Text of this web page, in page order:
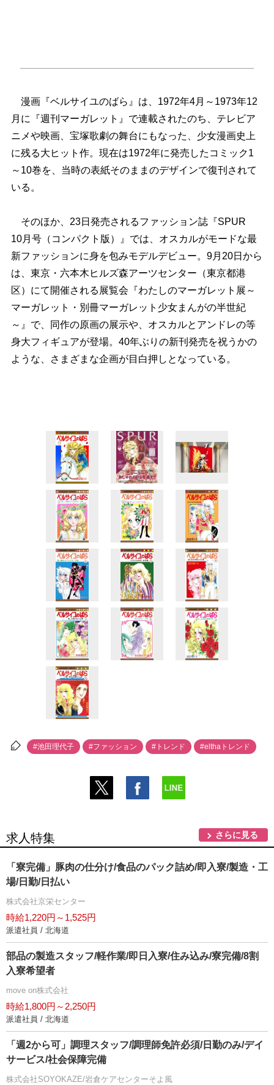
漫画『ベルサイユのばら』は、1972年4月～1973年12
月に『週刊マーガレット』で連載されたのち、テレビア
ニメや映画、宝塚歌劇の舞台にもなった、少女漫画史上
に残る大ヒット作。現在は1972年に発売したコミック1
～10巻を、当時の表紙そのままのデザインで復刊されて
いる。
そのほか、23日発売されるファッション誌『SPUR
10月号（コンパクト版）』では、オスカルがモードな最
新ファッションに身を包みモデルデビュー。9月20日から
は、東京・六本木ヒルズ森アーツセンター（東京都港
区）にて開催される展覧会『わたしのマーガレット展～
マーガレット・別冊マーガレット少女まんがの半世紀
～』で、同作の原画の展示や、オスカルとアンドレの等
身大フィギュアが登場。40年ぶりの新刊発売を祝うかの
ような、さまざまな企画が目白押しとなっている。
#池田理代子 #ファッション #トレンド #elthaトレンド
求人特集 さらに見る
「寮完備」豚肉の仕分け/食品のパック詰め/即入寮/製造・工
場/日勤/日払い
株式会社京栄センター
時給1,220円～1,525円
派遣社員 / 北海道
部品の製造スタッフ/軽作業/即日入寮/住み込み/寮完備/8割
入寮希望者
move on株式会社
時給1,800円～2,250円
派遣社員 / 北海道
「週2から可」調理スタッフ/調理師免許必須/日勤のみ/デイ
サービス/社会保障完備
株式会社SOYOKAZE/岩倉ケアセンターそよ風